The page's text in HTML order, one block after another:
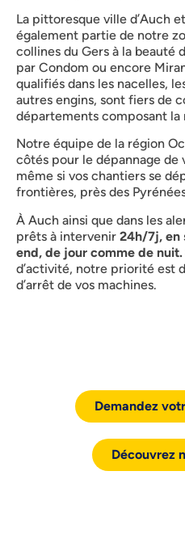
La pittoresque ville d’Auch
également partie de notre
collines du Gers à la beauté
par Condom ou encore
qualifiés dans les nacelles,
autres engins, sont fiers de
départements composant la
Notre équipe de la région
côtés pour le dépannage de
même si vos chantiers se
frontières, près des
À Auch ainsi que dans les
prêts à intervenir 24h/7j, en
end, de jour comme de nuit.
d’activité, notre priorité est
d’arrêt de vos machines.
Demandez
Découvrez